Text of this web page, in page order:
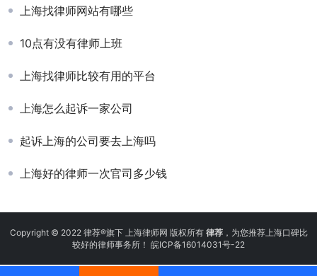
上海找律师网站有哪些
10点有没有律师上班
上海找律师比较有用的平台
上海怎么起诉一家公司
起诉上海的公司要去上海吗
上海好的律师一次官司多少钱
Copyright © 2022 律荐®旗下 上海律师网 版权所有 律荐，为您推荐上海口碑比
较好的律师事务所！ 皖ICP备16014031号-22